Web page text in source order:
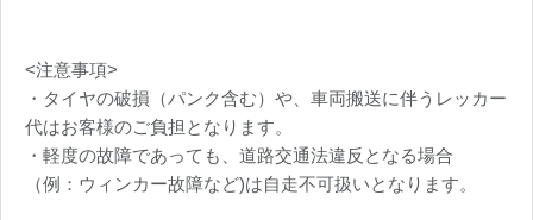
<注意事項>
・タイヤの破損（パンク含む）や、車両搬送に伴うレッカー
代はお客様のご負担となります。
・軽度の故障であっても、道路交通法違反となる場合
（例：ウィンカー故障など)は自走不可扱いとなります。